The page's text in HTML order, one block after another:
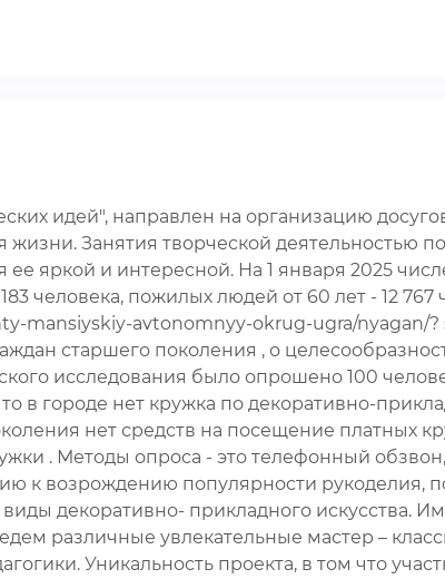
идей", направлен на организацию
Занятия творческой деятельностью
яркой и интересной. На 1 января 2025
человека, пожилых людей от 60 лет - 12
mansiyskiy-avtonomnyy-okrug-ugra/nyagan/
старшего поколения , о
исследования было опрошено 100
в городе нет кружка по декоративно-
нет средств на посещение платных
. Методы опроса - это телефонный
к возрождению популярности рукоделия,
декоративно- прикладного искусства.
различные увлекательные мастер –
Уникальность проекта, в том что